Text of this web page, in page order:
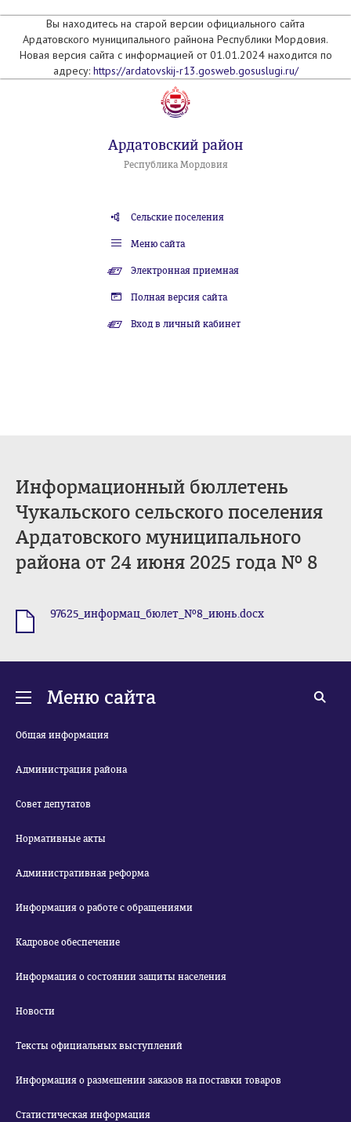
Вы находитесь на старой версии официального сайта
Ардатовского муниципального райнона Республики Мордовия.
Новая версия сайта с информацией от 01.01.2024 находится по
адресу: https://ardatovskij-r13.gosweb.gosuslugi.ru/
Ардатовский район
Республика Мордовия
Сельские поселения
Меню сайта
Электронная приемная
Полная версия сайта
Вход в личный кабинет
Информационный бюллетень
Чукальского сельского поселения
Ардатовского муниципального
района от 24 июня 2025 года № 8
97625_информац_бюлет_№8_июнь.docx
Меню сайта
Общая информация
Администрация района
Совет депутатов
Нормативные акты
Административная реформа
Информация о работе с обращениями
Кадровое обеспечение
Информация о состоянии защиты населения
Новости
Тексты официальных выступлений
Информация о размещении заказов на поставки товаров
Статистическая информация